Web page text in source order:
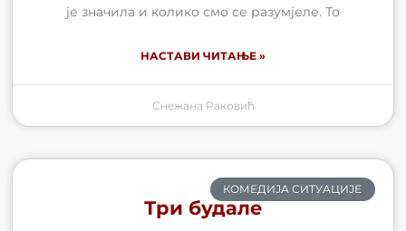
је значила и колико смо се разумјеле. То
НАСТАВИ ЧИТАЊЕ »
Снежана Раковић
КОМЕДИЈА СИТУАЦИЈЕ
Три будале